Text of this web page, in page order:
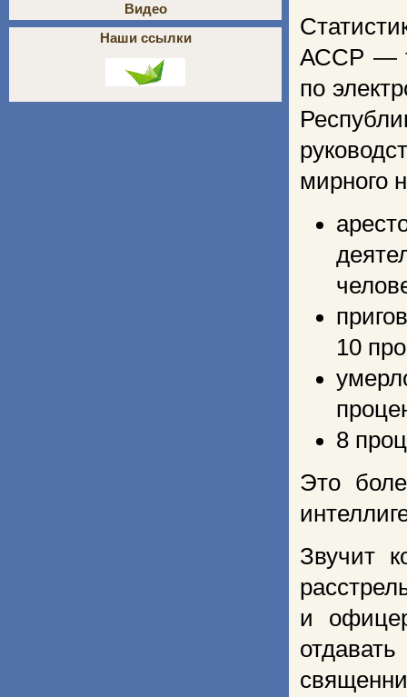
АССР —
по
мирного
10
8
Это
Звучит
и
Видео
Наши ссылки